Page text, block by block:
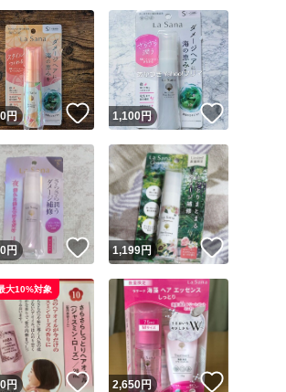
円 いいね！
1,100円 いいね！
円 いいね！
1,199円 いいね！
円 いいね！
大10%対象
2,650円